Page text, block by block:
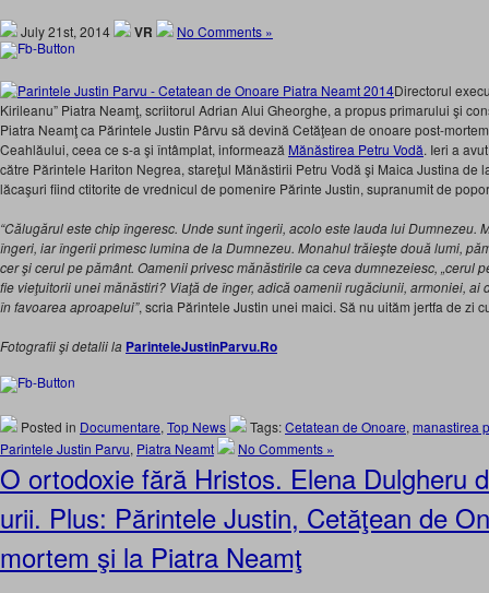
July 21st, 2014 VR No Comments »
Directorul
Kirileanu” Piatra Neamţ, scriitorul Adrian Alui Gheorghe, a propus primarului şi
Piatra Neamţ ca Părintele Justin Pârvu să devină Cetăţean de onoare post-
Ceahlăului, ceea ce s-a şi întâmplat, informează Mănăstirea Petru Vodă. Ieri a
către Părintele Hariton Negrea, stareţul Mănăstirii Petru Vodă şi Maica Justina de
lăcaşuri fiind ctitorite de vrednicul de pomenire Părinte Justin, supranumit de
“Călugărul este chip îngeresc. Unde sunt îngerii, acolo este lauda lui Dumnezeu.
îngeri, iar îngerii primesc lumina de la Dumnezeu. Monahul trăieşte două lumi,
cer şi cerul pe pământ. Oamenii privesc mănăstirile ca ceva dumnezeiesc, „cerul
fie vieţuitorii unei mănăstiri? Viaţă de înger, adică oamenii rugăciunii, armoniei, ai
în favoarea aproapelui”, scria Părintele Justin unei maici. Să nu uităm jertfa de zi
Fotografii şi detalii la ParinteleJustinParvu.Ro
Posted in Documentare, Top News Tags:Cetatean de Onoare, manastirea
Parintele Justin Parvu, Piatra Neamt No Comments »
O ortodoxie fără Hristos. Elena Dulgheru
urii. Plus: Părintele Justin, Cetăţean de
mortem şi la Piatra Neamţ